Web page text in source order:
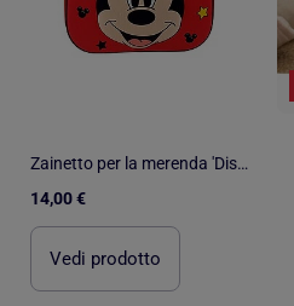
Zainetto per la merenda 'Disney' 'Mickey
14,00 €
Vedi prodotto